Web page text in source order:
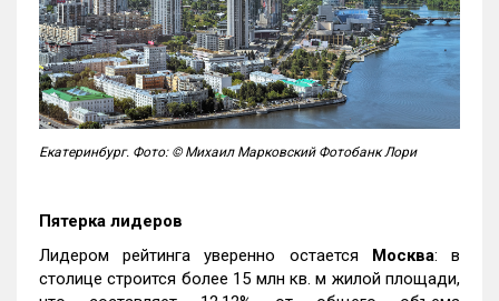
Екатеринбург. Фото: © Михаил Марковский Фотобанк Лори
Пятерка лидеров
Лидером рейтинга уверенно остается
Москва: в
столице строится более 15 млн кв. м жилой площади,